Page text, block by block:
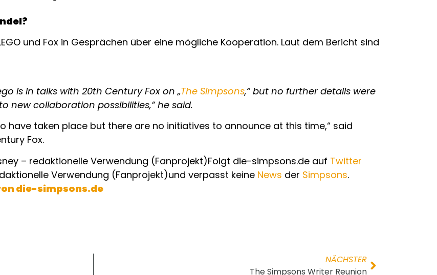
und Fox in Gesprächen über eine mögliche Kooperation. Laut dem Bericht sind
is in talks with 20th Century Fox on „The Simpsons,“ but no further details were
new collaboration possibilities,“ he said.
have taken place but there are no initiatives to announce at this time,“ said
Fox.
Folgt die-simpsons.de auf Twitter
und verpasst keine News der Simpsons.
die-simpsons.de
NÄCHSTER
The Simpsons Writer Reunion